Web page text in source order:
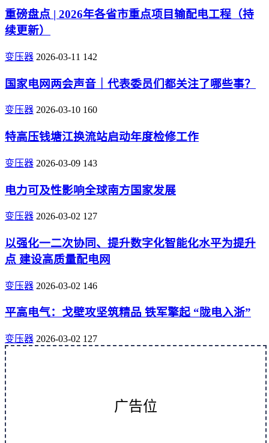
重磅盘点 | 2026年各省市重点项目输配电工程（持
续更新）
变压器 2026-03-11 142
国家电网两会声音｜代表委员们都关注了哪些事？
变压器 2026-03-10 160
特高压钱塘江换流站启动年度检修工作
变压器 2026-03-09 143
电力可及性影响全球南方国家发展
变压器 2026-03-02 127
以强化一二次协同、提升数字化智能化水平为提升
点 建设高质量配电网
变压器 2026-03-02 146
平高电气：戈壁攻坚筑精品 铁军擎起 “陇电入浙”
变压器 2026-03-02 127
广告位